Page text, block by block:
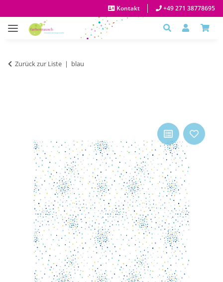
Kontakt +49 271 38778695
Zurück zur Liste blau